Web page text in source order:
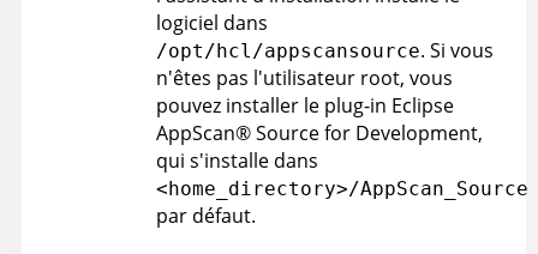
logiciel dans
/opt/hcl/appscansource. Si vous
n'êtes pas l'utilisateur root, vous
pouvez installer le plug-in Eclipse
AppScan®Source for Development,
qui s'installe dans
<home_directory>/AppScan_Source
par défaut.